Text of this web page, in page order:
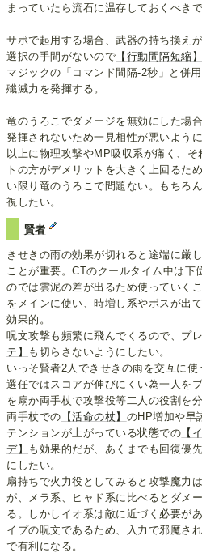
まっていたら流石に温存しておくべきで
サポで起用する場合、武器の持ち換え
選択の手間がないので 【行動間隔短縮
マジックの「コマンド間隔-2秒」と併
殲滅力を発揮する。
竜のうろこでダメージを無効にした場
発揮されないため一見相性が悪いよう
以上に物理攻撃やMP吸収系が痛く、
トの方がデメリットを大きく上回るた
い限り竜のうろこで問題ない。もちろ
視したい。
賢者
きせきの雨の効果が切れると途端に厳
ことが重要。CTのクールタイム中は下
のでは雲泥の差が出るため使っていく
をメインに使い、時増し系やボスが出
効果的。
呪文攻撃も頻繁に飛んでくるので、プ
テ】
も切らさないようにしたい。
いっそ賢者2人できせきの雨を交互に
選任ではスコアが伸びにくい為一人を
を扇か両手杖で攻撃役等二人の役割を
両手杖での 【活命の杖】 のHP増加や早
テンションが上がっている状態での 【
デ】
も効果的だが、あくまでも回復優
にしたい。
扇持ちで火力役としてみると攻撃魔力
が、メラ系、ヒャド系に比べるとダメ
る。しかしイオ系は敵に近づく必要が
イプの呪文であるため、入力で邪魔さ
で有利になる。